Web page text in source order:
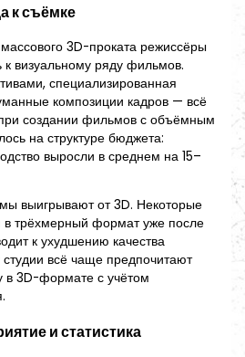
к съёмке
3D-проката режиссёры
к визуальному ряду фильмов.
специализированная
композиции кадров — всё
создании фильмов с объёмным
на структуре бюджета:
выросли в среднем на 15–
выигрывают от 3D. Некоторые
в трёхмерный формат уже после
к ухудшению качества
всё чаще предпочитают
в 3D-формате с учётом
и статистика